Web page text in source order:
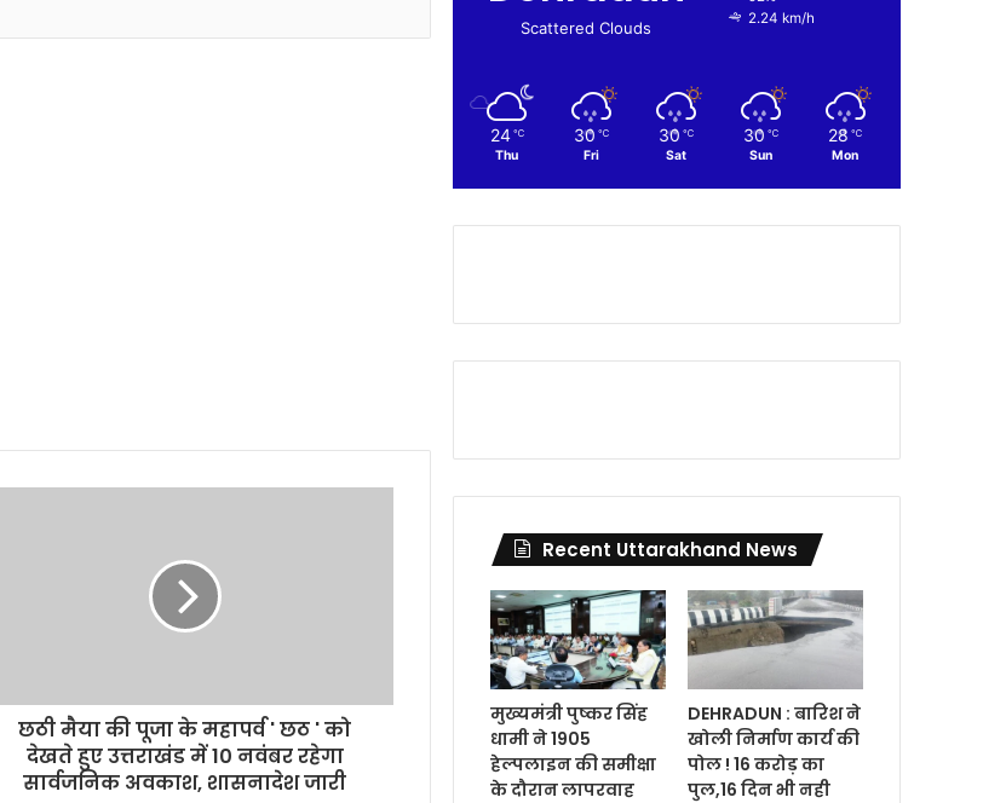
छठी मैया की पूजा के महापर्व ' छठ ' को
देखते हुए उत्तराखंड में 10 नवंबर रहेगा
सार्वजनिक अवकाश, शासनादेश जारी
Scattered Clouds
2.24 km/h
24 ℃
Thu
30 ℃
Fri
30 ℃
Sat
30 ℃
Sun
28 ℃
Mon
Recent Uttarakhand News
मुख्यमंत्री पुष्कर सिंह
धामी ने 1905
हेल्पलाइन की समीक्षा
के दौरान लापरवाह
DEHRADUN : बारिश ने
खोली निर्माण कार्य की
पोल ! 16 करोड़ का
पुल,16 दिन भी नही